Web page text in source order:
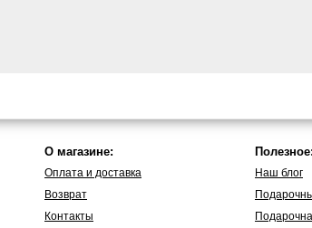
О магазине:
Оплата и доставка
Возврат
Контакты
Полезное:
Наш блог